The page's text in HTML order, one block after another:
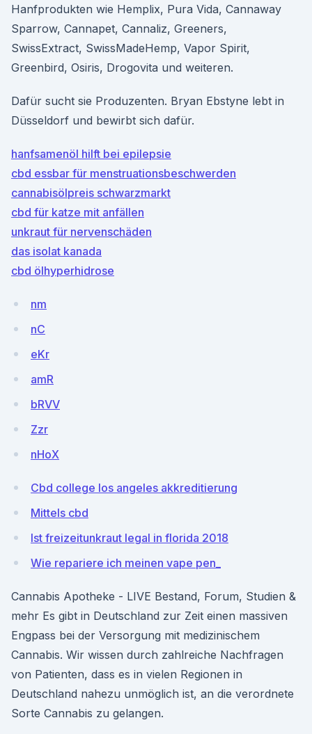
Hanfprodukten wie Hemplix, Pura Vida, Cannaway
Sparrow, Cannapet, Cannaliz, Greeners,
SwissExtract, SwissMadeHemp, Vapor Spirit,
Greenbird, Osiris, Drogovita und weiteren.
Dafür sucht sie Produzenten. Bryan Ebstyne lebt in
Düsseldorf und bewirbt sich dafür.
hanfsamenöl hilft bei epilepsie
cbd essbar für menstruationsbeschwerden
cannabisölpreis schwarzmarkt
cbd für katze mit anfällen
unkraut für nervenschäden
das isolat kanada
cbd ölhyperhidrose
nm
nC
eKr
amR
bRVV
Zzr
nHoX
Cbd college los angeles akkreditierung
Mittels cbd
Ist freizeitunkraut legal in florida 2018
Wie repariere ich meinen vape pen_
Cannabis Apotheke - LIVE Bestand, Forum, Studien &
mehr Es gibt in Deutschland zur Zeit einen massiven
Engpass bei der Versorgung mit medizinischem
Cannabis. Wir wissen durch zahlreiche Nachfragen
von Patienten, dass es in vielen Regionen in
Deutschland nahezu unmöglich ist, an die verordnete
Sorte Cannabis zu gelangen.